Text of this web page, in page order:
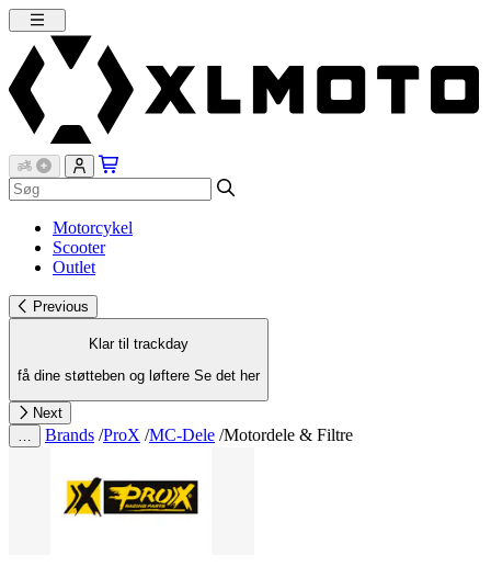
Motorcykel
Scooter
Outlet
Previous
Klar til trackday
få dine støtteben og løftere Se det her
Next
Brands /ProX /MC-Dele /Motordele & Filtre